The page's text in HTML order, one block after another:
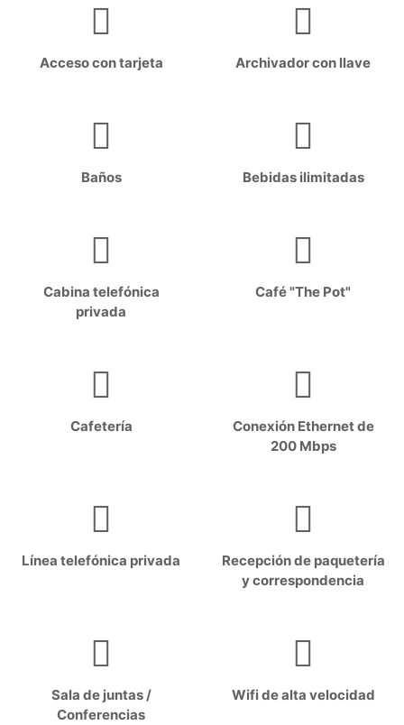
Acceso con tarjeta Archivador con llave
Baños Bebidas ilimitadas
Cabina telefónica
privada
Café "The Pot"
Cafetería
Conexión Ethernet de
200 Mbps
Línea telefónica privada
Recepción de paquetería
y correspondencia
Sala de juntas /
Conferencias
Wifi de alta velocidad